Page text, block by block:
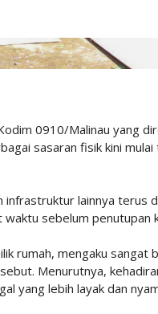
0910/Malinau yang
sasaran fisik kini
lainnya terus
sebelum penutupan
rumah, mengaku sangat
Menurutnya,
yang lebih layak dan